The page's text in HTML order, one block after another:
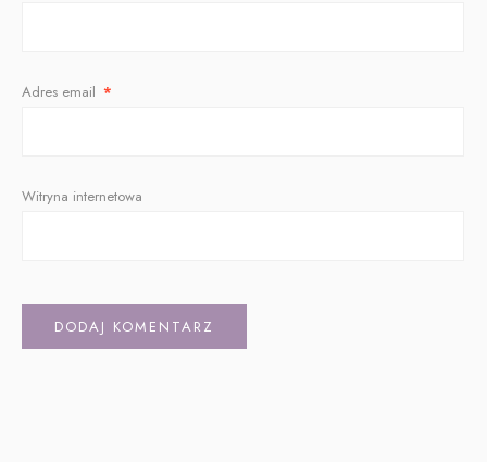
Adres email *
Witryna internetowa